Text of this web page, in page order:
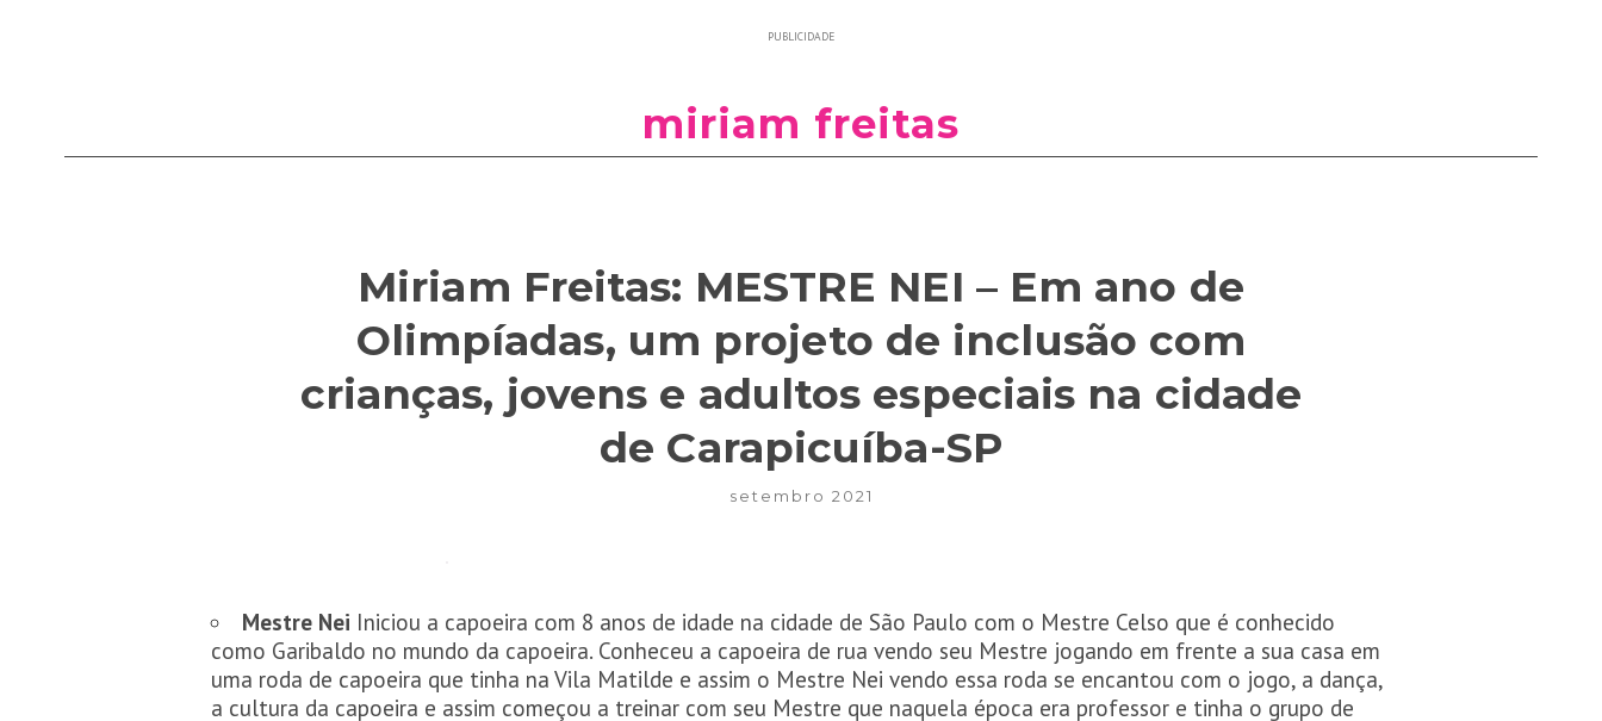
PUBLICIDADE
miriam freitas
Miriam Freitas: MESTRE NEI – Em ano de
Olimpíadas, um projeto de inclusão com
crianças, jovens e adultos especiais na cidade
de Carapicuíba-SP
setembro 2021
Mestre Nei Iniciou a capoeira com 8 anos de idade na cidade de São Paulo com o Mestre Celso que é conhecido
como Garibaldo no mundo da capoeira. Conheceu a capoeira de rua vendo seu Mestre jogando em frente a sua casa em
uma roda de capoeira que tinha na Vila Matilde e assim o Mestre Nei vendo essa roda se encantou com o jogo, a dança,
a cultura da capoeira e assim começou a treinar com seu Mestre que naquela época era professor e tinha o grupo de